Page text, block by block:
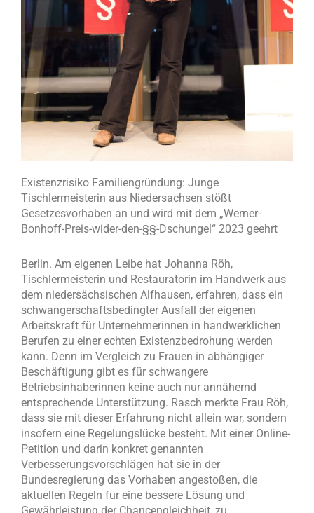
Existenzrisiko Familiengründung: Junge
Tischlermeisterin aus Niedersachsen stößt
Gesetzesvorhaben an und wird mit dem „Werner-
Bonhoff-Preis-wider-den-§§-Dschungel“ 2023 geehrt
Berlin. Am eigenen Leibe hat Johanna Röh,
Tischlermeisterin und Restauratorin im Handwerk aus
dem niedersächsischen Alfhausen, erfahren, dass ein
schwangerschaftsbedingter Ausfall der eigenen
Arbeitskraft für Unternehmerinnen in handwerklichen
Berufen zu einer echten Existenzbedrohung werden
kann. Denn im Vergleich zu Frauen in abhängiger
Beschäftigung gibt es für schwangere
Betriebsinhaberinnen keine auch nur annähernd
entsprechende Unterstützung. Rasch merkte Frau Röh,
dass sie mit dieser Erfahrung nicht allein war, sondern
insofern eine Regelungslücke besteht. Mit einer Online-
Petition und darin konkret genannten
Verbesserungsvorschlägen hat sie in der
Bundesregierung das Vorhaben angestoßen, die
aktuellen Regeln für eine bessere Lösung und